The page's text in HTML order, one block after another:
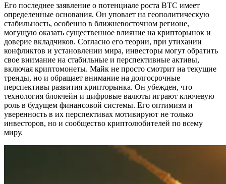
Его последнее заявление о потенциале роста BTC имеет
определенные основания. Он уповает на геополитическую
стабильность, особенно в ближневосточном регионе,
могущую оказать существенное влияние на крипторынок и
доверие вкладчиков. Согласно его теории, при утихании
конфликтов и установлении мира, инвесторы могут обратить
свое внимание на стабильные и перспективные активы,
включая криптомонеты. Майк не просто смотрит на текущие
тренды, но и обращает внимание на долгосрочные
перспективы развития крипторынка. Он убежден, что
технология блокчейн и цифровые валюты играют ключевую
роль в будущем финансовой системы. Его оптимизм и
уверенность в их перспективах мотивируют не только
инвесторов, но и сообщество криптолюбителей по всему
миру.